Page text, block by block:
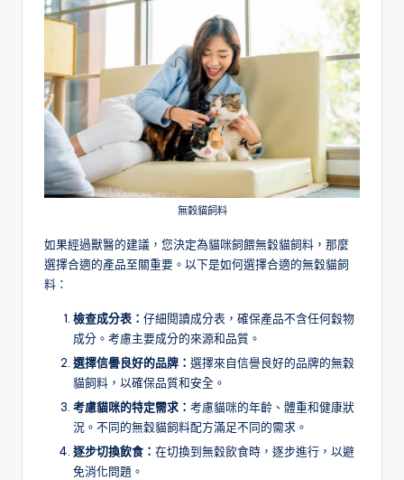
無穀貓飼料
如果經過獸醫的建議，您決定為貓咪飼餵無穀貓飼料，那麼
選擇合適的產品至關重要。以下是如何選擇合適的無穀貓飼
料：
檢查成分表： 仔細閱讀成分表，確保產品不含任何穀物
成分。考慮主要成分的來源和品質。
選擇信譽良好的品牌： 選擇來自信譽良好的品牌的無穀
貓飼料，以確保品質和安全。
考慮貓咪的特定需求： 考慮貓咪的年齡、體重和健康狀
況。不同的無穀貓飼料配方滿足不同的需求。
逐步切換飲食： 在切換到無穀飲食時，逐步進行，以避
免消化問題。